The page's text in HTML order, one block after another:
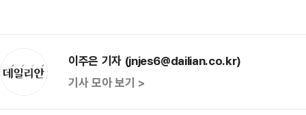
이주은 기자 (jnjes6@dailian.co.kr)
기사 모아 보기 >